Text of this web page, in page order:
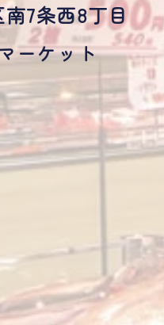
7条西8丁目
ーケット